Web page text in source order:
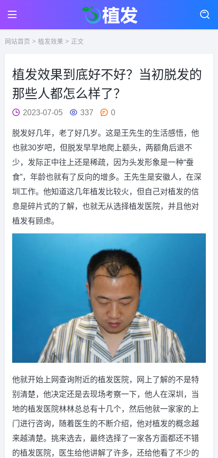
网站首页 > 植发效果 > 正文
植发效果到底好不好？当初脱发的
那些人都怎么样了？
2023-07-05 337 0
脱发好几年，老了好几岁。这是王先生的生活感悟，他
也就30岁吧，但脱发早早地爬上额头，两额角后退不
少，发际正中往上还是稀疏，因为头发形象是一种“蚕
食”，年龄也就有了反向的增多。王先生是安徽人，在深
圳工作。他知道这几年植发比较火，但自己对植发的信
息是碎片式的了解，也就无从选择植发医院，并且他对
植发有顾虑。
他就开始上网查询附近的植发医院，网上了解的不是特
别清楚，他决定还是去现场考察一下，他人在深圳，当
地的植发医院林林总总有十几个，然后他就一家家的上
门进行咨询，随着医生的不断介绍，他对植发的概念越
来越清楚。挑来选去，最终选择了一家各方面都还不错
的植发医院，医生给他讲解了许多，还给他看了不少的